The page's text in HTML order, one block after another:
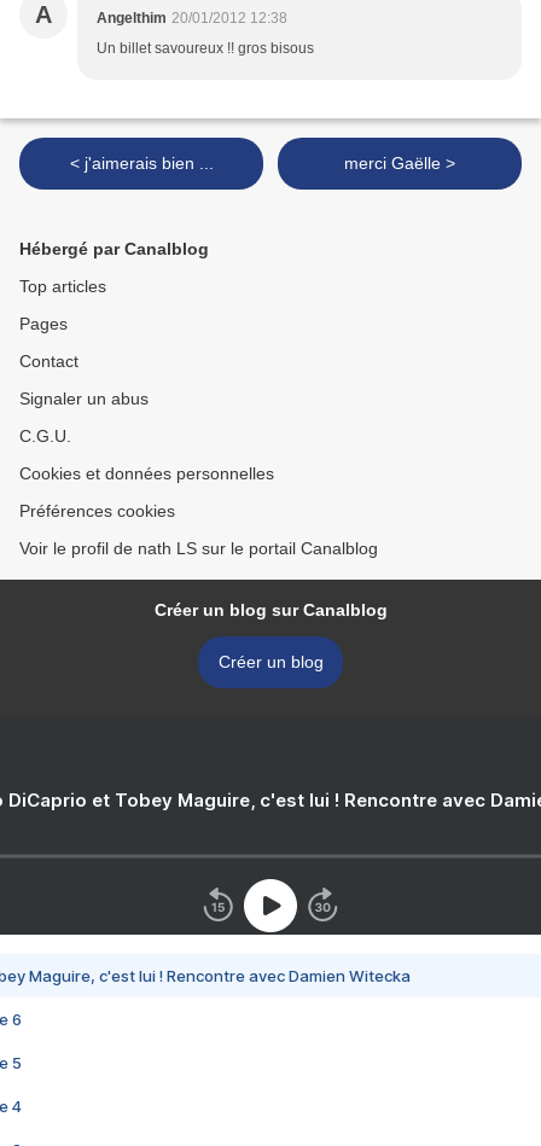
A Angelthim 20/01/2012 12:38
Un billet savoureux !! gros bisous
< j'aimerais bien ... merci Gaëlle >
Hébergé par Canalblog
Top articles
Pages
Contact
Signaler un abus
C.G.U.
Cookies et données personnelles
Préférences cookies
Voir le profil de nath LS sur le portail Canalblog
Créer un blog sur Canalblog
Créer un blog
DiCaprio et Tobey Maguire, c'est lui ! Rencontre avec
Maguire, c'est lui ! Rencontre avec Damien Witecka
6
5
4